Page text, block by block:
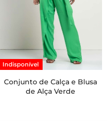
Conjunto de Calça e Blusa
de Alça Verde
Indisponível